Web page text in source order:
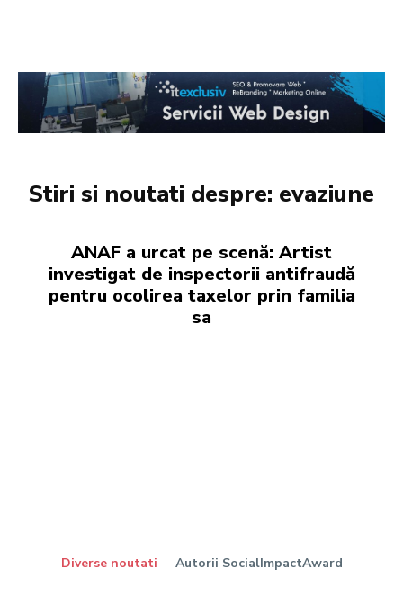
Stiri si noutati despre: evaziune
ANAF a urcat pe scenă: Artist
investigat de inspectorii antifraudă
pentru ocolirea taxelor prin familia
sa
Diverse noutati Autorii SocialImpactAward